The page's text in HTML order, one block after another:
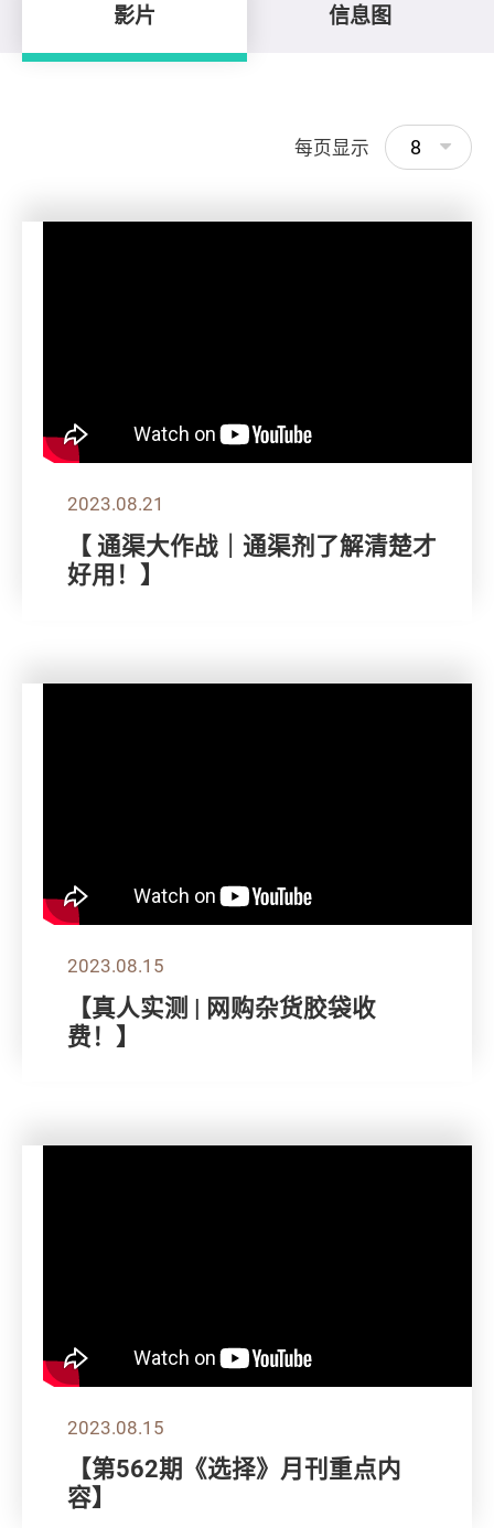
影片 信息图
每页显示 8
2023.08.21
【 通渠大作战｜通渠剂了解清楚才
好用！】
2023.08.15
【真人实测 | 网购杂货胶袋收
费！】
2023.08.15
【第562期《选择》月刊重点内
容】